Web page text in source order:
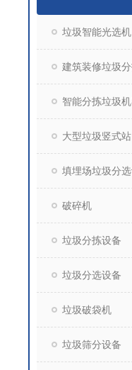
垃圾智能光选机
建筑装修垃圾
智能分拣垃圾机
大型垃圾竖式站
填埋场垃圾分
破碎机
垃圾分拣设备
垃圾分选设备
垃圾破袋机
垃圾筛分设备